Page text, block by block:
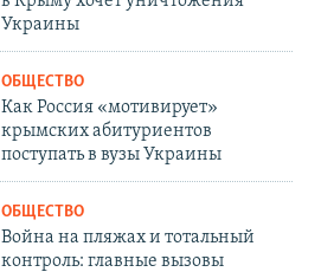
Украины
ОБЩЕСТВО
Как Россия «мотивирует»
крымских абитуриентов
поступать в вузы Украины
ОБЩЕСТВО
Война на пляжах и тотальный
контроль: главные вызовы